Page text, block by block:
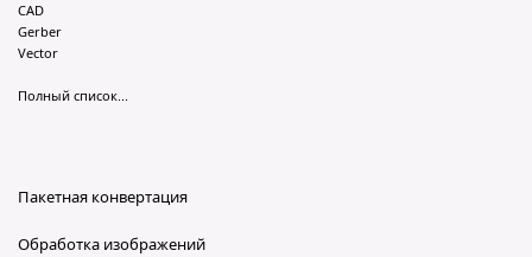
CAD
Gerber
Vector
Полный список...
Пакетная конвертация
Обработка изображений